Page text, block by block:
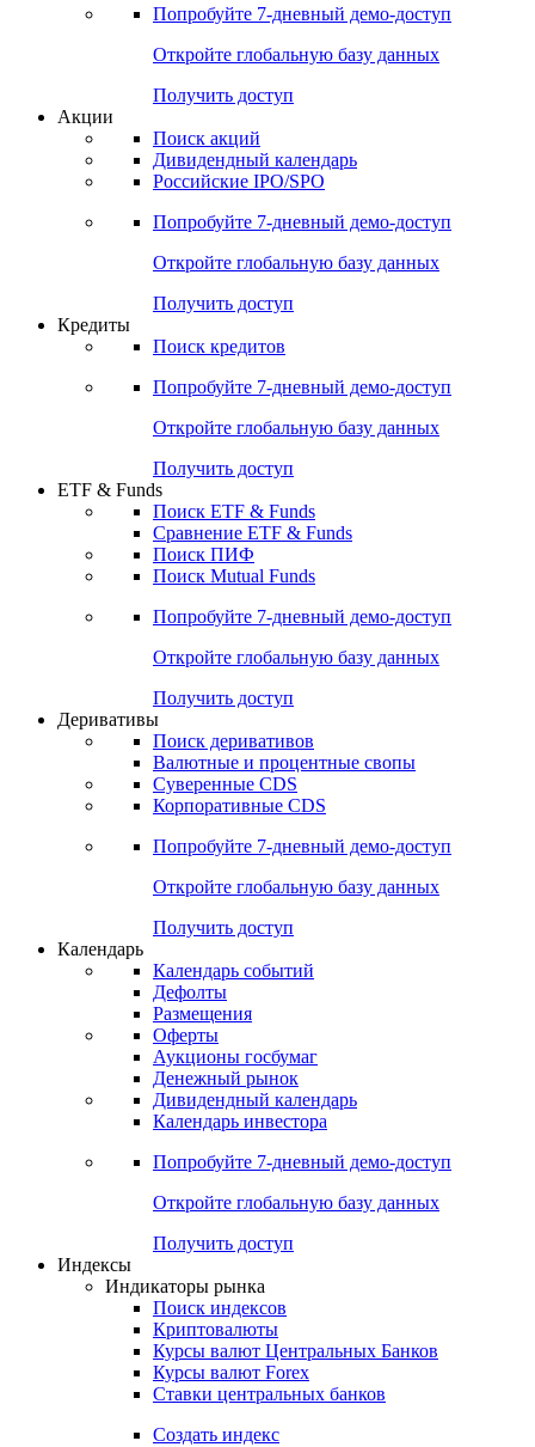
Попробуйте 7-дневный демо-доступ
Откройте глобальную базу данных
Получить доступ
Акции
Поиск акций
Дивидендный календарь
Российские IPO/SPO
Попробуйте 7-дневный демо-доступ
Откройте глобальную базу данных
Получить доступ
Кредиты
Поиск кредитов
Попробуйте 7-дневный демо-доступ
Откройте глобальную базу данных
Получить доступ
ETF & Funds
Поиск ETF & Funds
Сравнение ETF & Funds
Поиск ПИФ
Поиск Mutual Funds
Попробуйте 7-дневный демо-доступ
Откройте глобальную базу данных
Получить доступ
Деривативы
Поиск деривативов
Валютные и процентные свопы
Суверенные CDS
Корпоративные CDS
Попробуйте 7-дневный демо-доступ
Откройте глобальную базу данных
Получить доступ
Календарь
Календарь событий
Дефолты
Размещения
Оферты
Аукционы госбумаг
Денежный рынок
Дивидендный календарь
Календарь инвестора
Попробуйте 7-дневный демо-доступ
Откройте глобальную базу данных
Получить доступ
Индексы
Индикаторы рынка
Поиск индексов
Криптовалюты
Курсы валют Центральных Банков
Курсы валют Forex
Ставки центральных банков
Создать индекс